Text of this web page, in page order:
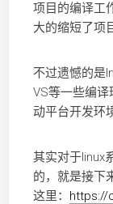
项目的编译工
大的缩短了项
不过遗憾的是
VS等一些编译
动平台开发环
其实对于linux
的，就是接下
这里：